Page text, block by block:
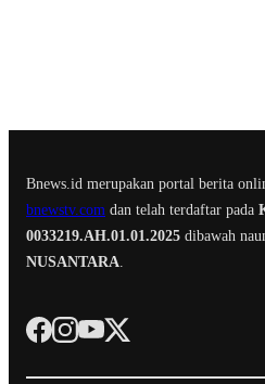
Bnews.id merupakan portal berita
bnewstv.com dan telah terdaftar pada
0033219.AH.01.01.2025 dibawah
NUSANTARA